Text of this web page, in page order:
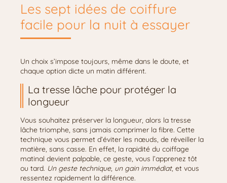
Les sept idées de coiffure
facile pour la nuit à essayer
Un choix s’impose toujours, même dans le doute, et
chaque option dicte un matin différent.
La tresse lâche pour protéger la
longueur
Vous souhaitez préserver la longueur, alors la tresse
lâche triomphe, sans jamais comprimer la fibre. Cette
technique vous permet d’éviter les nœuds, de réveiller la
matière, sans casse. En effet, la rapidité du coiffage
matinal devient palpable, ce geste, vous l’apprenez tôt
ou tard. Un geste technique, un gain immédiat, et vous
ressentez rapidement la différence.